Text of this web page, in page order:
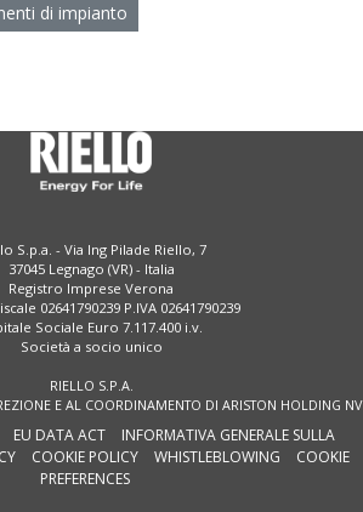
di impianto
S.p.a. - Via Ing Pilade Riello, 7
37045 Legnago (VR) - Italia
Registro Imprese Verona
02641790239 P.IVA 02641790239
Sociale Euro 7.117.400 i.v.
Società a socio unico
RIELLO S.P.A.
E AL COORDINAMENTO DI ARISTON HOLDING NV
EU DATA ACT
INFORMATIVA GENERALE SULLA
COOKIE POLICY WHISTLEBLOWING
COOKIE
PREFERENCES